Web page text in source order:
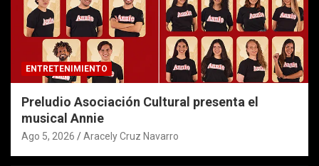
ENTRETENIMIENTO
Preludio Asociación Cultural presenta el
musical Annie
Ago 5, 2026 Aracely Cruz Navarro